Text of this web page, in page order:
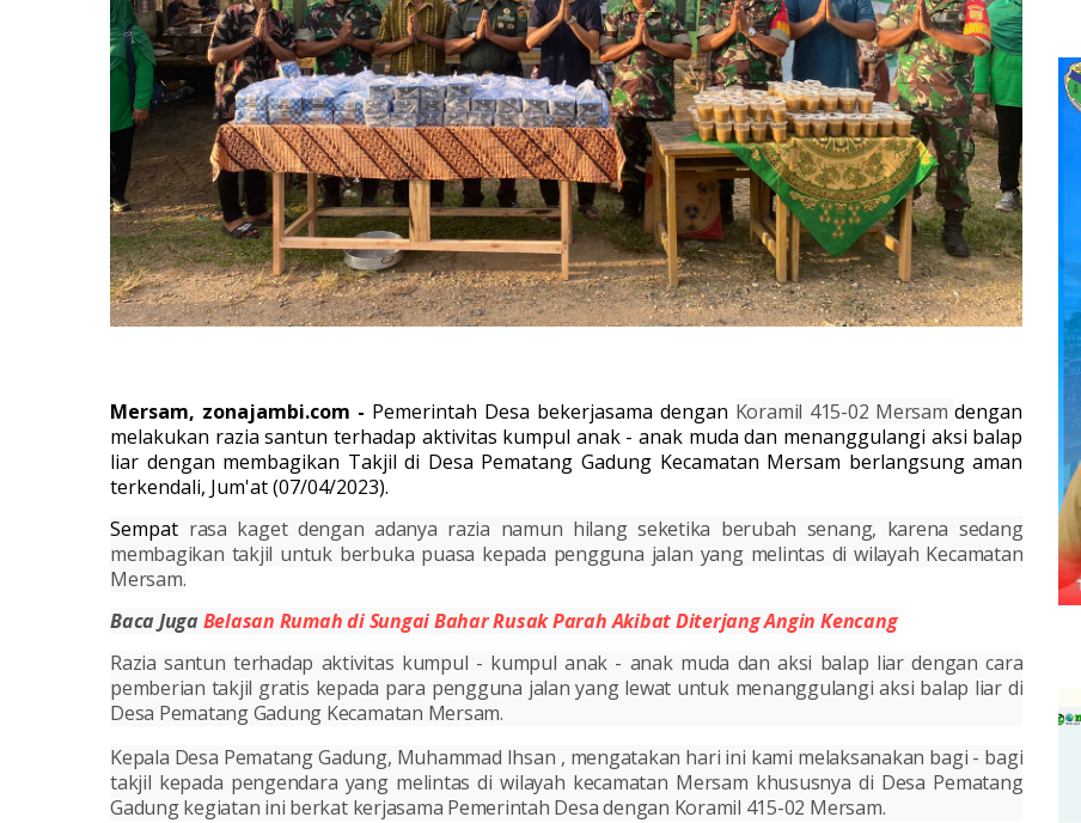
Mersam, zonajambi.com - Pemerintah Desa bekerjasama dengan Koramil 415-02 Mersam dengan
melakukan razia santun terhadap aktivitas kumpul anak - anak muda dan menanggulangi aksi balap
liar dengan membagikan Takjil di Desa Pematang Gadung Kecamatan Mersam berlangsung aman
terkendali, Jum'at (07/04/2023).
Sempat rasa kaget dengan adanya razia namun hilang seketika berubah senang, karena sedang
membagikan takjil untuk berbuka puasa kepada pengguna jalan yang melintas di wilayah Kecamatan
Mersam.
Baca Juga Belasan Rumah di Sungai Bahar Rusak Parah Akibat Diterjang Angin Kencang
Razia santun terhadap aktivitas kumpul - kumpul anak - anak muda dan aksi balap liar dengan cara
pemberian takjil gratis kepada para pengguna jalan yang lewat untuk menanggulangi aksi balap liar di
Desa Pematang Gadung Kecamatan Mersam.
Kepala Desa Pematang Gadung, Muhammad Ihsan , mengatakan hari ini kami melaksanakan bagi - bagi
takjil kepada pengendara yang melintas di wilayah kecamatan Mersam khususnya di Desa Pematang
Gadung kegiatan ini berkat kerjasama Pemerintah Desa dengan Koramil 415-02 Mersam.